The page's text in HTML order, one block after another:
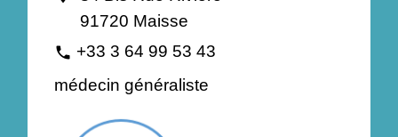
91720 Maisse
phone +33 3 64 99 53 43
médecin généraliste